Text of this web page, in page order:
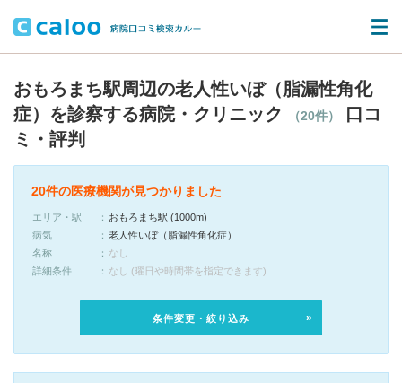
おもろまち駅周辺の老人性いぼ（脂漏性角化
症）を診察する病院・クリニック
（20件）
口コ
ミ・評判
20件の医療機関が見つかりました
エリア・駅
おもろまち駅 (1000m)
病気
老人性いぼ（脂漏性角化症）
名称
なし
詳細条件
なし (曜日や時間帯を指定できます)
条件変更・絞り込み